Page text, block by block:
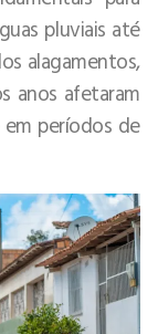
pluviais até
alagamentos,
anos afetaram
períodos de